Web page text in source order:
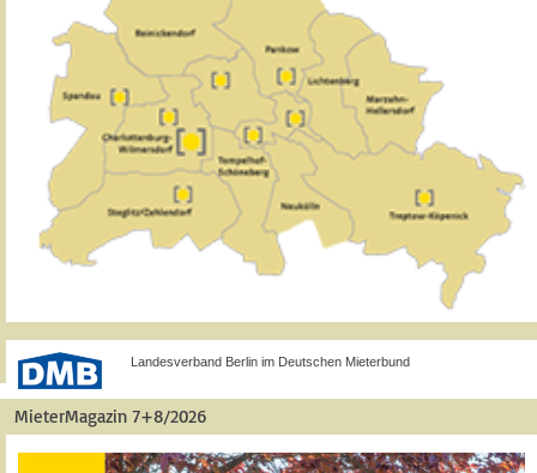
Landesverband Berlin im Deutschen Mieterbund
MieterMagazin 7+8/2026